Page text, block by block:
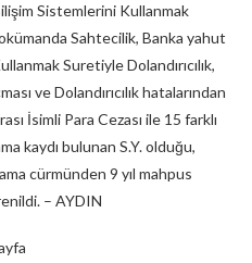
Sistemlerini Kullanmak
Sahtecilik, Banka yahut
Suretiyle Dolandırıcılık,
ve Dolandırıcılık hatalarından
İsimli Para Cezası ile 15 farklı
kaydı bulunan S.Y. olduğu,
cürmünden 9 yıl mahpus
– AYDIN